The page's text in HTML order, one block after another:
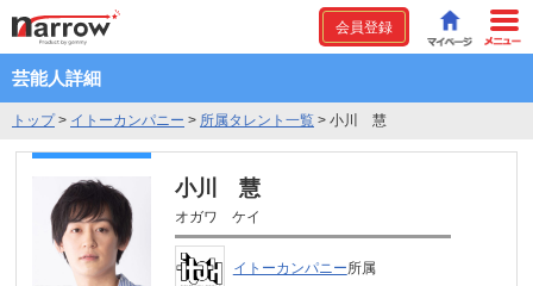
会員登録
芸能人詳細
トップ> イトーカンパニー > 所属タレント一覧 > 小川 慧
小川 慧
オガワ ケイ
イトーカンパニー所属